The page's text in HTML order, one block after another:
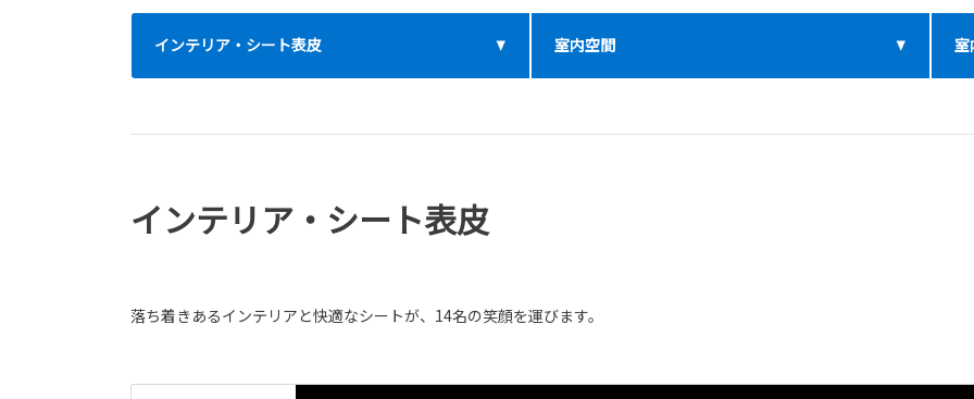
インテリア・シート表皮 室内空間
インテリア・シート表皮
落ち着きあるインテリアと快適なシートが、14名の笑顔を運びます。